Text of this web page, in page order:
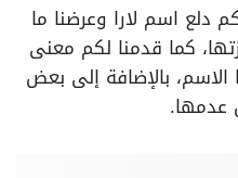
دلع اسم لارا وعرضنا ما
كما قدمنا لكم معنى
بالإضافة إلى بعض
عدمها.